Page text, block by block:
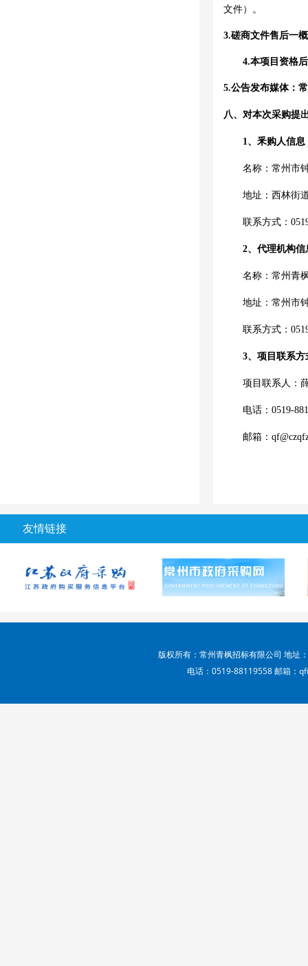
文件）。
3.磋商文件售后一
4.本项目资格
5.公告发布媒体：
八、对本次采购提
1、釆购人信息
名称： 常州市
地址：西林街
联系方式：
2、代理机构信
名称：常州青
地址： 常州市
联系方式：
3、项目联系方
项目联系人 ：
电话： 0519-
邮箱：
友情链接
版权所有：常州青枫招标有限公司 地址
电话：0519-88119558 邮箱：